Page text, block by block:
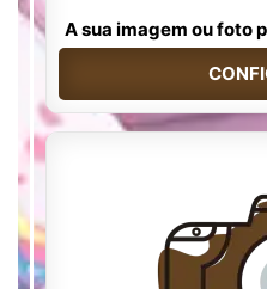
A sua imagem ou foto